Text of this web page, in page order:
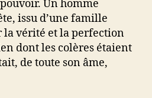
Un homme
issu d’une famille
la vérité et la perfection
dont les colères étaient
de toute son âme,